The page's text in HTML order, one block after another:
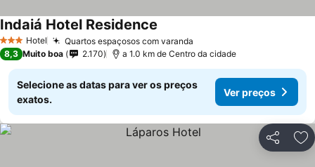
3 EstrelasHotel Quartos espaçosos com varanda
Indaiá Hotel Residence
8,3 Muito boa 2.170 a 1.0 km de Centro da cidade
Selecione as datas para ver os preços
exatos.
Ver preços
Partilhar